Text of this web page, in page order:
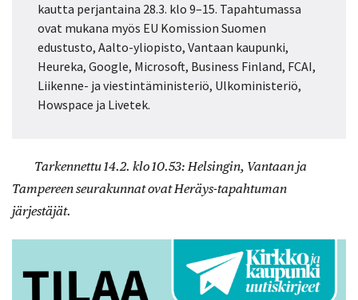
kautta perjantaina 28.3. klo 9–15. Tapahtumassa
ovat mukana myös EU Komission Suomen
edustusto, Aalto-yliopisto, Vantaan kaupunki,
Heureka, Google, Microsoft, Business Finland, FCAI,
Liikenne- ja viestintäministeriö, Ulkoministeriö,
Howspace ja Livetek.
Tarkennettu 14.2. klo 10.53: Helsingin, Vantaan ja
Tampereen seurakunnat ovat Heräys-tapahtuman
järjestäjät.